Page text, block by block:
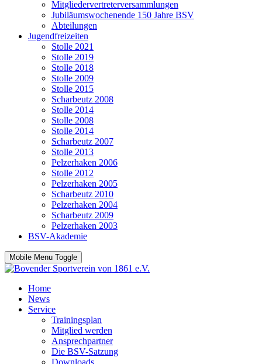
Mitgliedervertreterversammlungen
Jubiläumswochenende 150 Jahre BSV
Abteilungen
Jugendfreizeiten
Stolle 2021
Stolle 2019
Stolle 2018
Stolle 2009
Stolle 2015
Scharbeutz 2008
Stolle 2014
Stolle 2008
Stolle 2014
Scharbeutz 2007
Stolle 2013
Pelzerhaken 2006
Stolle 2012
Pelzerhaken 2005
Scharbeutz 2010
Pelzerhaken 2004
Scharbeutz 2009
Pelzerhaken 2003
BSV-Akademie
Mobile Menu Toggle
Home
News
Service
Trainingsplan
Mitglied werden
Ansprechpartner
Die BSV-Satzung